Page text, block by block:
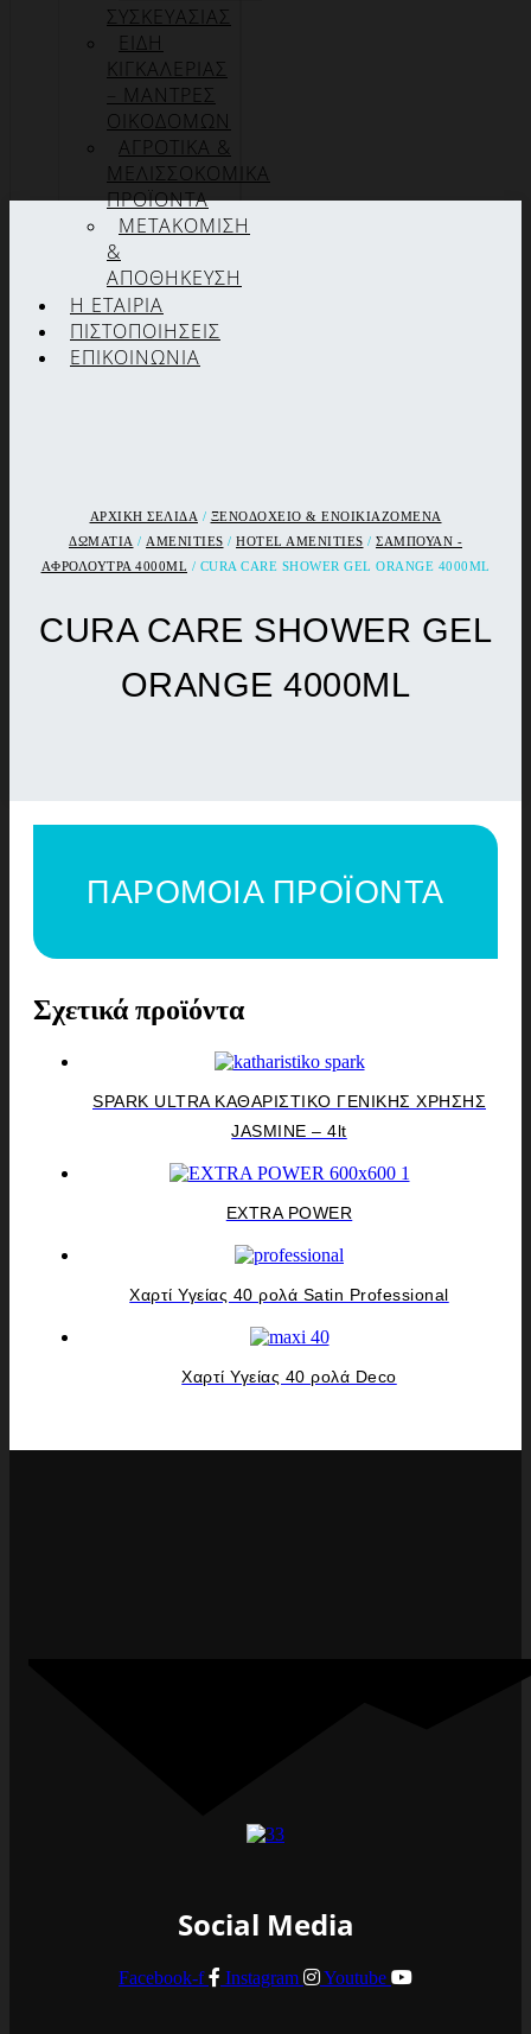
ΣΥΣΚΕΥΑΣΙΑΣ
ΕΙΔΗ
ΚΙΓΚΑΛΕΡΙΑΣ
– ΜΑΝΤΡΕΣ
ΟΙΚΟΔΟΜΩΝ
ΑΓΡΟΤΙΚΑ &
ΜΕΛΙΣΣΟΚΟΜΙΚΑ
ΠΡΟΪΟΝΤΑ
ΜΕΤΑΚΟΜΙΣΗ
&
ΑΠΟΘΗΚΕΥΣΗ
Η ΕΤΑΙΡΊΑ
ΠΙΣΤΟΠΟΙΉΣΕΙΣ
ΕΠΙΚΟΙΝΩΝΊΑ
ΑΡΧΙΚΉ ΣΕΛΊΔΑ / ΞΕΝΟΔΟΧΕΙΟ & ΕΝΟΙΚΙΑΖΟΜΕΝΑ
ΔΩΜΑΤΙΑ / AMENITIES / HOTEL AMENITIES / ΣΑΜΠΟΥΑΝ -
ΑΦΡΟΛΟΥΤΡΑ 4000ML / CURA CARE SHOWER GEL ORANGE 4000ML
CURA CARE SHOWER GEL
ORANGE 4000ML
ΠΑΡΟΜΟΙΑ ΠΡΟΪΟΝΤΑ
Σχετικά προϊόντα
SPARK ULTRA ΚΑΘΑΡΙΣΤΙΚΟ ΓΕΝΙΚΗΣ ΧΡΗΣΗΣ
JASMINE – 4lt
EXTRA POWER
Χαρτί Υγείας 40 ρολά Satin Professional
Χαρτί Υγείας 40 ρολά Deco
Social Media
Facebook-f Instagram Youtube